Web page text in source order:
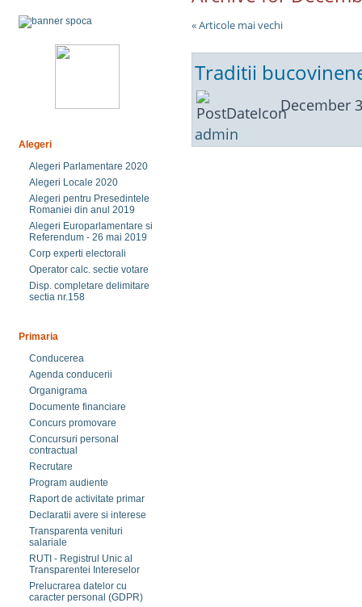
Alegeri
Alegeri Parlamentare 2020
Alegeri Locale 2020
Alegeri pentru Presedintele
Romaniei din anul 2019
Alegeri Europarlamentare si
Referendum - 26 mai 2019
Corp experti electorali
Operator calc. sectie votare
Disp. completare delimitare
sectia nr.158
Primaria
Conducerea
Agenda conducerii
Organigrama
Documente financiare
Concurs promovare
Concursuri personal
contractual
Recrutare
Program audiente
Raport de activitate primar
Declaratii avere si interese
Transparenta venituri
salariale
RUTI - Registrul Unic al
Transparentei Intereselor
Prelucrarea datelor cu
caracter personal (GDPR)
« Articole mai vechi
Traditii
December
admin